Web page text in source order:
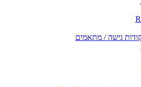
גישה / מתאמים